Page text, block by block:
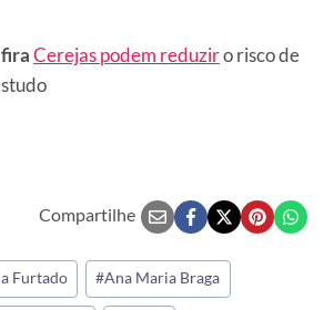
Cerejas podem reduziro risco de
Compartilhe
Furtado #Ana Maria Braga